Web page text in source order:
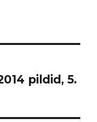
pildid, 5.